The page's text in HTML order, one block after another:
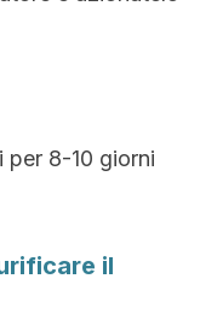
per 8-10 giorni
il